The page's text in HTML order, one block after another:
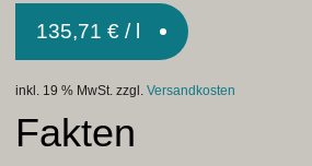
Kontakt
Warenkorb
135,71€ / l
inkl. 19 % MwSt. zzgl. Versandkosten
Fakten